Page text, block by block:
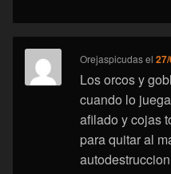
Orejaspicudasel
Los orcos y
cuando lo
afilado y cojas
para quitar al